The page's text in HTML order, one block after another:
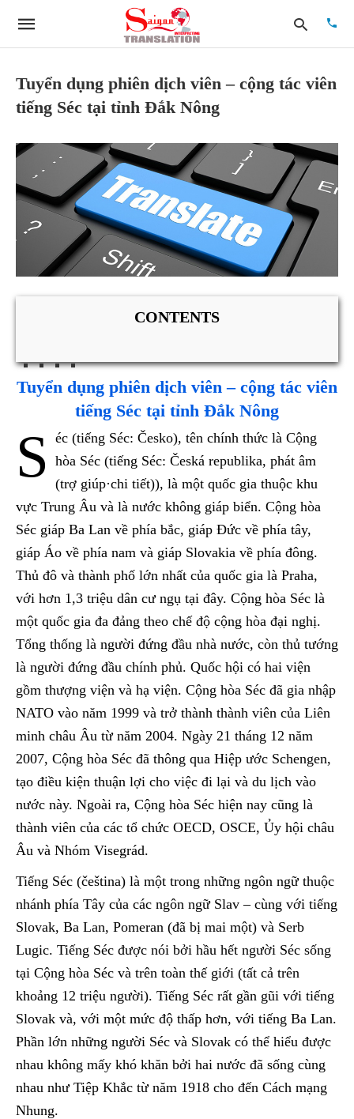
query
hit
Tuyển dụng phiên dịch viên – cộng tác viên
tiếng Séc tại tỉnh Đắk Nông
CONTENTS
Tuyển dụng phiên dịch viên – cộng tác viên
tiếng Séc tại tỉnh Đắk Nông
S
éc (tiếng Séc: Česko), tên chính thức là Cộng
hòa Séc (tiếng Séc: Česká republika, phát âm
(trợ giúp·chi tiết)), là một quốc gia thuộc khu
vực Trung Âu và là nước không giáp biển. Cộng hòa
Séc giáp Ba Lan về phía bắc, giáp Đức về phía tây,
giáp Áo về phía nam và giáp Slovakia về phía đông.
Thủ đô và thành phố lớn nhất của quốc gia là Praha,
với hơn 1,3 triệu dân cư ngụ tại đây. Cộng hòa Séc là
một quốc gia đa đảng theo chế độ cộng hòa đại nghị.
Tổng thống là người đứng đầu nhà nước, còn thủ tướng
là người đứng đầu chính phủ. Quốc hội có hai viện
gồm thượng viện và hạ viện. Cộng hòa Séc đã gia nhập
NATO vào năm 1999 và trở thành thành viên của Liên
minh châu Âu từ năm 2004. Ngày 21 tháng 12 năm
2007, Cộng hòa Séc đã thông qua Hiệp ước Schengen,
tạo điều kiện thuận lợi cho việc đi lại và du lịch vào
nước này. Ngoài ra, Cộng hòa Séc hiện nay cũng là
thành viên của các tổ chức OECD, OSCE, Ủy hội châu
Âu và Nhóm Visegrád.
Tiếng Séc (čeština) là một trong những ngôn ngữ thuộc
nhánh phía Tây của các ngôn ngữ Slav – cùng với tiếng
Slovak, Ba Lan, Pomeran (đã bị mai một) và Serb
Lugic. Tiếng Séc được nói bởi hầu hết người Séc sống
tại Cộng hòa Séc và trên toàn thế giới (tất cả trên
khoảng 12 triệu người). Tiếng Séc rất gần gũi với tiếng
Slovak và, với một mức độ thấp hơn, với tiếng Ba Lan.
Phần lớn những người Séc và Slovak có thể hiểu được
nhau không mấy khó khăn bởi hai nước đã sống cùng
nhau như Tiệp Khắc từ năm 1918 cho đến Cách mạng
Nhung.